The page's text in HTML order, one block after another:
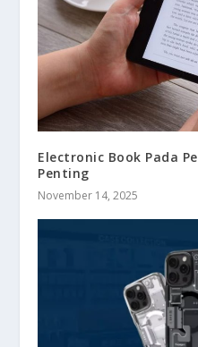
Electronic Book Pada
Penting
November 14, 2025